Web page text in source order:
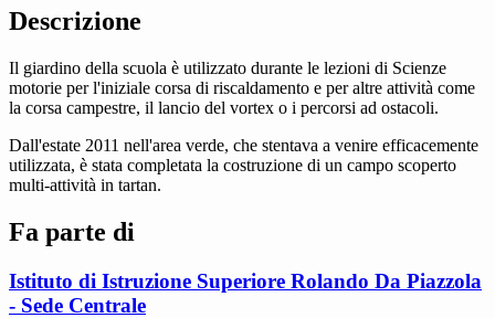
Descrizione
Il giardino della scuola è utilizzato durante le lezioni di Scienze
motorie per l'iniziale corsa di riscaldamento e per altre attività come
la corsa campestre, il lancio del vortex o i percorsi ad ostacoli.
Dall'estate 2011 nell'area verde, che stentava a venire efficacemente
utilizzata, è stata completata la costruzione di un campo scoperto
multi-attività in tartan.
Fa parte di
Istituto di Istruzione Superiore Rolando Da Piazzola
- Sede Centrale